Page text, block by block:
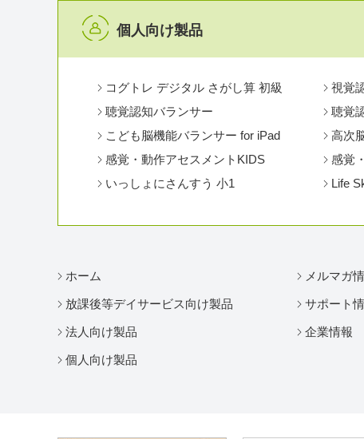
個人向け製品
コグトレ デジタル さがし算 初級 視覚
聴覚認知バランサー
聴覚
こども脳機能バランサー for iPad
高次
感覚・動作アセスメントKIDS
感覚
いっしょにさんすう 小1
Life
ホーム
放課後等デイサービス向け製品
法人向け製品
個人向け製品
メルマガ
サポート
企業情報